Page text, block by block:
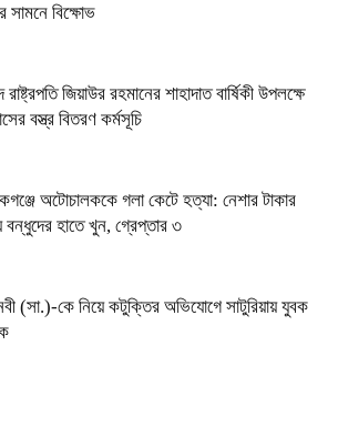
সামনে বিক্ষোভ
রাষ্ট্রপতি জিয়াউর রহমানের শাহাদাত বার্ষিকী উপলক্ষে
বস্ত্র বিতরণ কর্মসূচি
অটোচালককে গলা কেটে হত্যা: নেশার টাকার
হাতে খুন, গ্রেপ্তার ৩
(সা.)-কে নিয়ে কটুক্তির অভিযোগে সাটুরিয়ায় যুবক